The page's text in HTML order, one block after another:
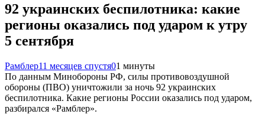
92 украинских беспилотника: какие
регионы оказались под ударом к утру
5 сентября
Рамблер11 месяцев спустя01 минуты
По данным Минобороны РФ, силы противовоздушной
обороны (ПВО) уничтожили за ночь 92 украинских
беспилотника. Какие регионы России оказались под ударом,
разбирался «Рамблер».